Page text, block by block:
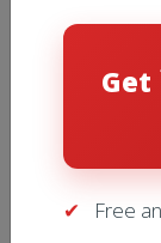
Home
1056 16 x 20 x
Get
Free